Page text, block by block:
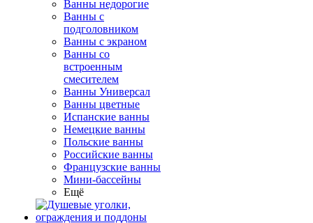
Ванны недорогие
Ванны с
подголовником
Ванны с экраном
Ванны со
встроенным
смесителем
Ванны Универсал
Ванны цветные
Испанские ванны
Немецкие ванны
Польские ванны
Российские ванны
Французские ванны
Мини-бассейны
Ещё